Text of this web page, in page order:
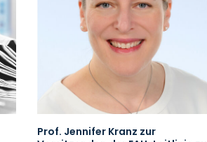
Prof. Jennifer Kranz zur